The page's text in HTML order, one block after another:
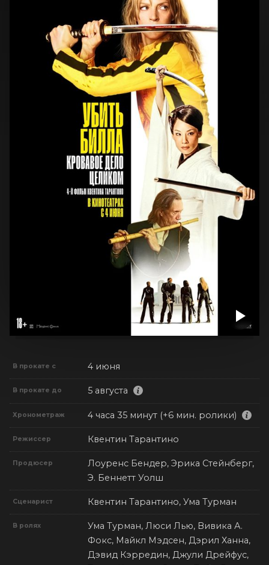
В прокате с 4 июня
В прокате до 5 августа
Хронометраж 4 часа 35 минут (+6 мин. ролики)
Режиссер Квентин Тарантино
Продюсер
Лоуренс Бендер, Эрика Стейнберг,
Э. Беннетт Уолш
Сценарист Квентин Тарантино, Ума Турман
В ролях
Ума Турман, Люси Лью, Вивика А.
Фокс, Майкл Мэдсен, Дэрил Ханна,
Дэвид Кэрредин, Джули Дрейфус,